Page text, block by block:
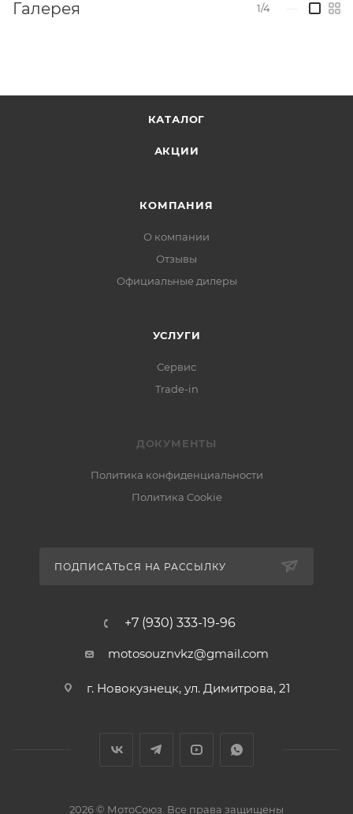
Галерея 1/4
КАТАЛОГ
АКЦИИ
КОМПАНИЯ
О компании
Отзывы
Официальные дилеры
УСЛУГИ
Сервис
Trade-in
ДОКУМЕНТЫ
Политика конфиденциальности
Политика Cookie
ПОДПИСАТЬСЯ НА РАССЫЛКУ
+7 (930) 333-19-96
motosouznvkz@gmail.com
г. Новокузнецк, ул. Димитрова, 21
2026 © МотоСоюз. Все права защищены